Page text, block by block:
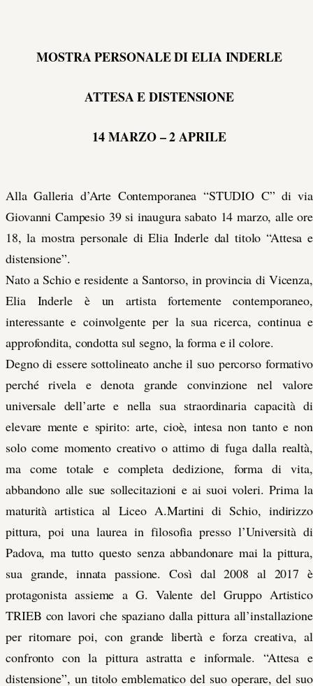
MOSTRA PERSONALE DI ELIA INDERLE
ATTESA E DISTENSIONE
14 MARZO – 2 APRILE
Alla Galleria d’Arte Contemporanea “STUDIO C” di via
Giovanni Campesio 39 si inaugura sabato 14 marzo, alle ore
18, la mostra personale di Elia Inderle dal titolo “Attesa e
distensione”.
Nato a Schio e residente a Santorso, in provincia di Vicenza,
Elia Inderle è un artista fortemente contemporaneo,
interessante e coinvolgente per la sua ricerca, continua e
approfondita, condotta sul segno, la forma e il colore.
Degno di essere sottolineato anche il suo percorso formativo
perché rivela e denota grande convinzione nel valore
universale dell’arte e nella sua straordinaria capacità di
elevare mente e spirito: arte, cioè, intesa non tanto e non
solo come momento creativo o attimo di fuga dalla realtà,
ma come totale e completa dedizione, forma di vita,
abbandono alle sue sollecitazioni e ai suoi voleri. Prima la
maturità artistica al Liceo A.Martini di Schio, indirizzo
pittura, poi una laurea in filosofia presso l’Università di
Padova, ma tutto questo senza abbandonare mai la pittura,
sua grande, innata passione. Così dal 2008 al 2017 è
protagonista assieme a G. Valente del Gruppo Artistico
TRIEB con lavori che spaziano dalla pittura all’installazione
per ritornare poi, con grande libertà e forza creativa, al
confronto con la pittura astratta e informale. “Attesa e
distensione”, un titolo emblematico del suo operare, del suo